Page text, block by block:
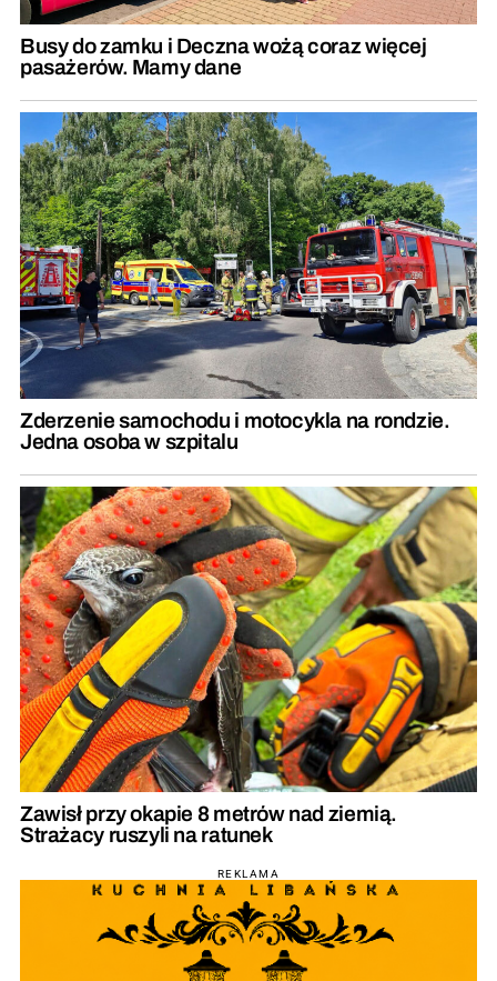
Busy do zamku i Deczna wożą coraz więcej
pasażerów. Mamy dane
Zderzenie samochodu i motocykla na rondzie.
Jedna osoba w szpitalu
Zawisł przy okapie 8 metrów nad ziemią.
Strażacy ruszyli na ratunek
REKLAMA